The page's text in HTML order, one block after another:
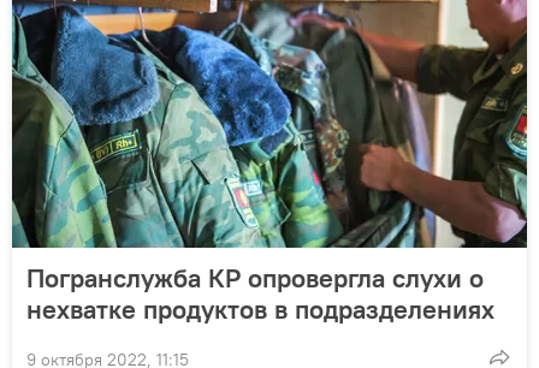
Погранслужба КР опровергла слухи о
нехватке продуктов в подразделениях
9 октября 2022, 11:15